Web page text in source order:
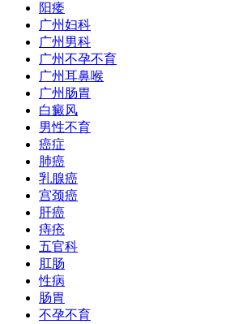
阳痿
广州妇科
广州男科
广州不孕不育
广州耳鼻喉
广州肠胃
白癜风
男性不育
癌症
肺癌
乳腺癌
宫颈癌
肝癌
痔疮
五官科
肛肠
性病
肠胃
不孕不育